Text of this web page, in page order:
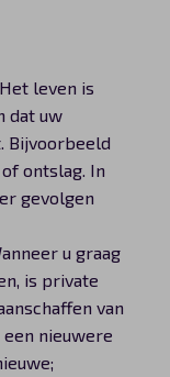
Het leven is
dat uw
Bijvoorbeeld
ontslag. In
gevolgen
u graag
is private
van
nieuwere